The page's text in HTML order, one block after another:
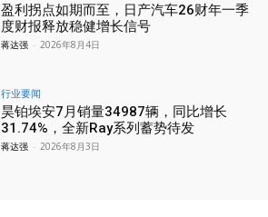
盈利拐点如期而至，日产汽车26财年一季
度财报释放稳健增长信号
蒋达强 - 2026年8月4日
行业要闻
昊铂埃安7月销量34987辆，同比增长
31.74%，全新Ray系列蓄势待发
蒋达强 - 2026年8月3日